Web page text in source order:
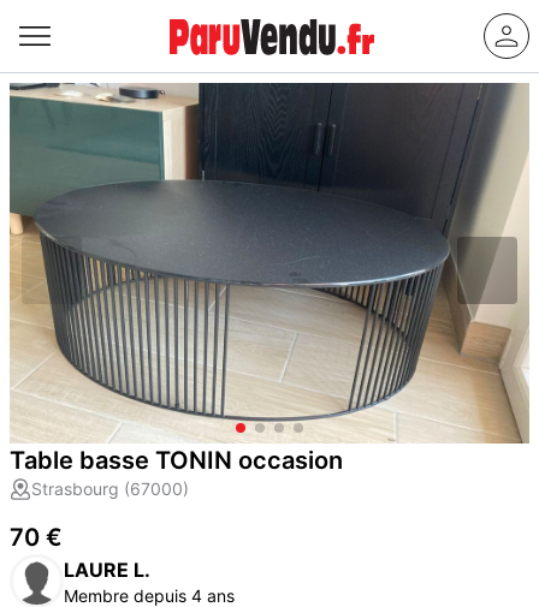
Table basse TONIN occasion
Strasbourg (67000)
70 €
LAURE L.
Membre depuis 4 ans